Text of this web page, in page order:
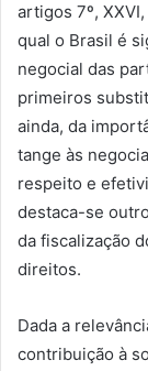
artigos 7º,
qual o Brasil é
negocial das
primeiros
ainda, da
tange às
respeito e
destaca-se
da fiscalização
direitos.
Dada a
contribuição à